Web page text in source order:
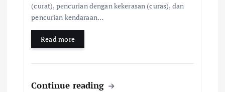
(curat), pencurian dengan kekerasan (curas), dan
pencurian kendaraan…
Read more
Continue reading